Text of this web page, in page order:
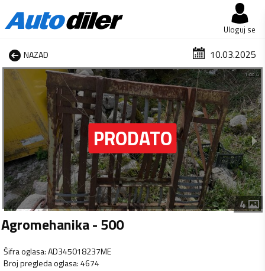
Uloguj se
NAZAD 10.03.2025
1 od 4
4
Agromehanika - 500
Šifra oglasa:AD345018237ME
Broj pregleda oglasa:4674